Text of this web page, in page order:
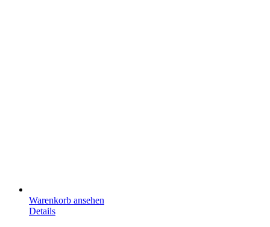
Warenkorb ansehen
Details